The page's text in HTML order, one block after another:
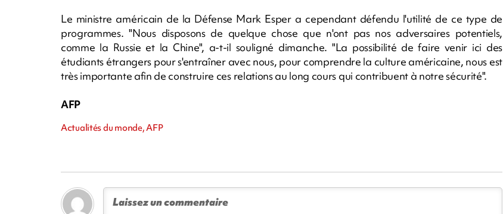
Le ministre américain de la Défense Mark Esper a cependant défendu l'utilité de ce type de
programmes. "Nous disposons de quelque chose que n'ont pas nos adversaires potentiels,
comme la Russie et la Chine", a-t-il souligné dimanche. "La possibilité de faire venir ici des
étudiants étrangers pour s'entraîner avec nous, pour comprendre la culture américaine, nous est
très importante afin de construire ces relations au long cours qui contribuent à notre sécurité".
AFP
Actualités du monde, AFP